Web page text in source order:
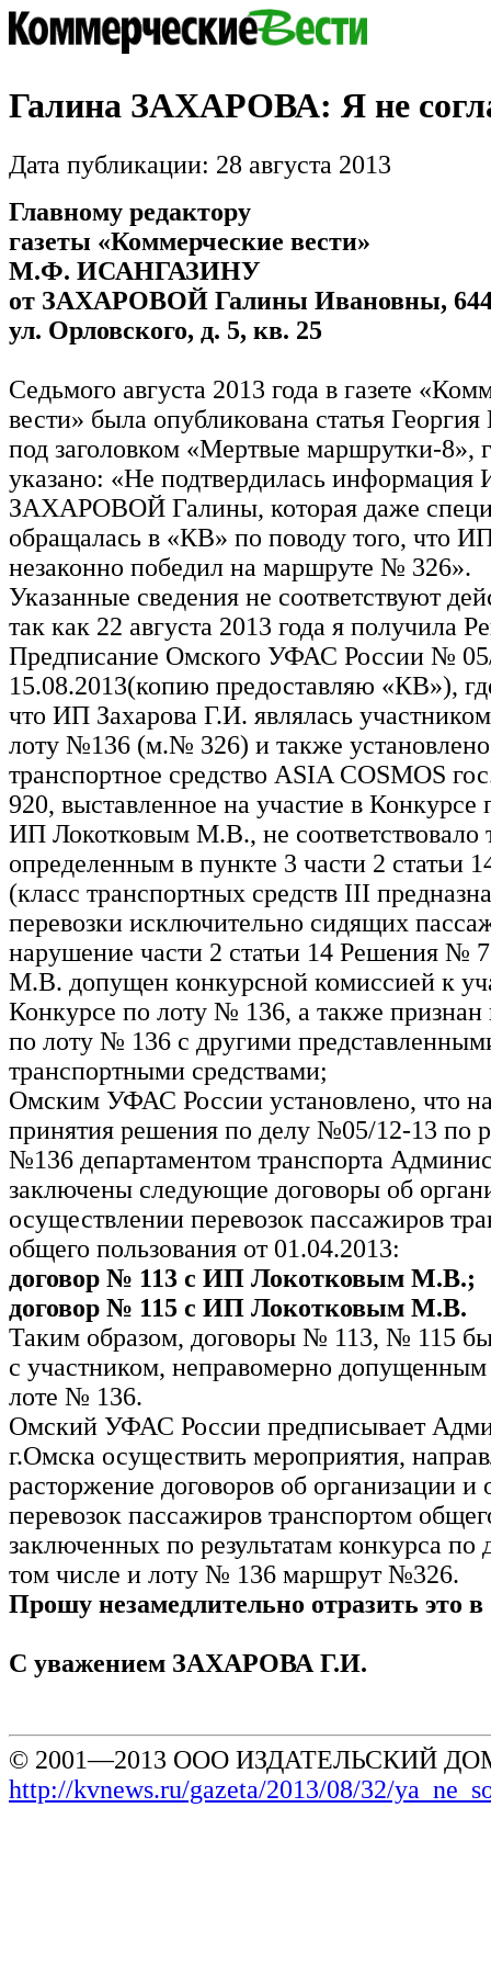
Галина ЗАХАРОВА: Я не
Дата публикации: 28 августа 2013
Главному редактору
газеты «Коммерческие вести»
М.Ф. ИСАНГАЗИНУ
от ЗАХАРОВОЙ Галины Ивановны,
ул. Орловского, д. 5, кв. 25
Седьмого августа 2013 года в газете
вести» была опубликована статья
под заголовком «Мертвые маршрутки-8»,
указано: «Не подтвердилась информация
ЗАХАРОВОЙ Галины, которая даже
обращалась в «КВ» по поводу того, что
незаконно победил на маршруте № 326».
Указанные сведения не соответствуют
так как 22 августа 2013 года я получила
Предписание Омского УФАС России №
15.08.2013(копию предоставляю «КВ»),
что ИП Захарова Г.И. являлась
лоту №136 (м.№ 326) и также
транспортное средство ASIA COSMOS
920, выставленное на участие в
ИП Локотковым М.В., не соответствовало
определенным в пункте 3 части 2 статьи
(класс транспортных средств III
перевозки исключительно сидящих
нарушение части 2 статьи 14 Решения №
М.В. допущен конкурсной комиссией к
Конкурсе по лоту № 136, а также признан
по лоту № 136 с другими
транспортными средствами;
Омским УФАС России установлено, что
принятия решения по делу №05/12-13 по
№136 департаментом транспорта
заключены следующие договоры об
осуществлении перевозок пассажиров
общего пользования от 01.04.2013:
договор № 113 с ИП Локотковым М.В.;
договор № 115 с ИП Локотковым М.В.
Таким образом, договоры № 113, № 115
с участником, неправомерно
лоте № 136.
Омский УФАС России предписывает
г.Омска осуществить мероприятия,
расторжение договоров об организации и
перевозок пассажиров транспортом
заключенных по результатам конкурса по
том числе и лоту № 136 маршрут №326.
Прошу незамедлительно отразить это
С уважением ЗАХАРОВА Г.И.
© 2001—2013 ООО ИЗДАТЕЛЬСКИЙ
http://kvnews.ru/gazeta/2013/08/32/